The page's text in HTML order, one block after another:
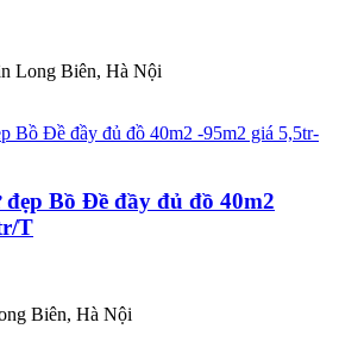
Long Biên, Hà Nội
Bồ Đề đầy đủ đồ 40m2
T
Biên, Hà Nội